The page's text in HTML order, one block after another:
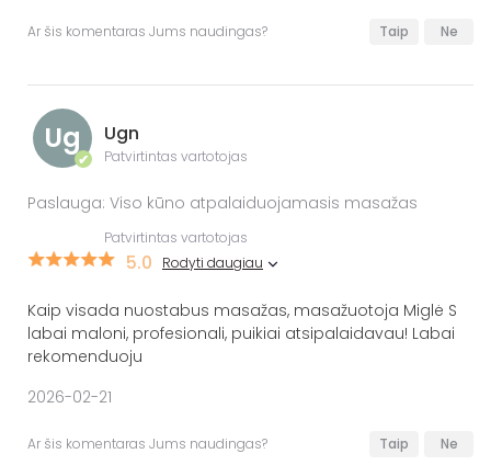
Ar šis komentaras Jums naudingas? Taip Ne
Ug
✔
Ugn
Patvirtintas vartotojas
Paslauga: Viso kūno atpalaiduojamasis masažas
Patvirtintas vartotojas
5.0 Rodyti daugiau
Kaip visada nuostabus masažas, masažuotoja Miglė S
labai maloni, profesionali, puikiai atsipalaidavau! Labai
rekomenduoju
2026-02-21
Ar šis komentaras Jums naudingas? Taip Ne